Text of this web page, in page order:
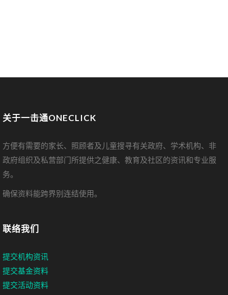
关于一击通ONECLICK
方便有需要的家长、照顾者及儿童搜寻有关政府、学术机构、非
政府组织及私营部门所提供之健康、教育及社区的资讯和专业服
务。
确保资料能跨界别连结使用。
联络我们
提交机构资讯
提交基金资料
提交活动资料